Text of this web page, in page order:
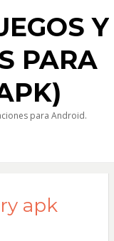
Y
PARA
para Android.
apk